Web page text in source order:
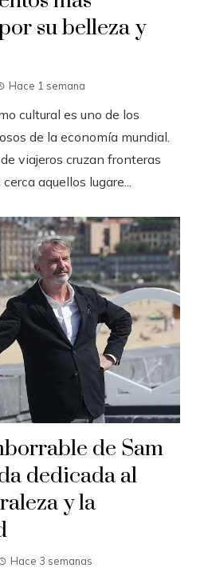
su belleza y
Hace 1 semana
cultural es uno de los
de la economía mundial.
viajeros cruzan fronteras
aquellos lugare...
de Sam
dedicada al
y la
Hace 3 semanas